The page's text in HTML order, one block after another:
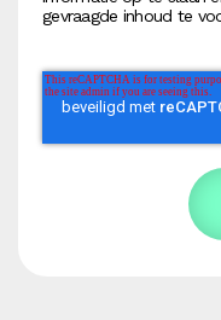
gevraagde inhoud te